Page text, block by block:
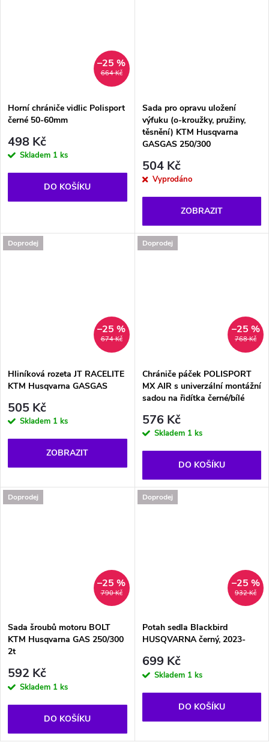
664 Kč
–25 %
Horní chrániče vidlic Polisport
černé 50-60mm
498 Kč
Skladem 1 ks
DO KOŠÍKU
Sada pro opravu uložení
výfuku (o-kroužky, pružiny,
těsnění) KTM Husqvarna
GASGAS 250/300
504 Kč
Vyprodáno
ZOBRAZIT
Doprodej
674 Kč
–25 %
Hliníková rozeta JT RACELITE
KTM Husqvarna GASGAS
505 Kč
Skladem 1 ks
ZOBRAZIT
Doprodej
768 Kč
–25 %
Chrániče páček POLISPORT
MX AIR s univerzální montážní
sadou na řidítka černé/bílé
576 Kč
Skladem 1 ks
DO KOŠÍKU
Doprodej
790 Kč
–25 %
Sada šroubů motoru BOLT
KTM Husqvarna GAS 250/300
2t
592 Kč
Skladem 1 ks
DO KOŠÍKU
Doprodej
932 Kč
–25 %
Potah sedla Blackbird
HUSQVARNA černý, 2023-
699 Kč
Skladem 1 ks
DO KOŠÍKU